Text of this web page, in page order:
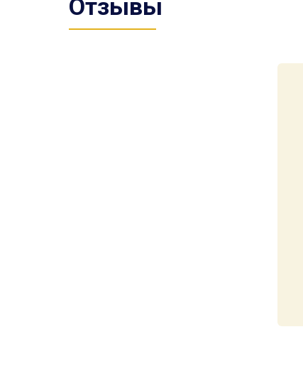
Отзывы